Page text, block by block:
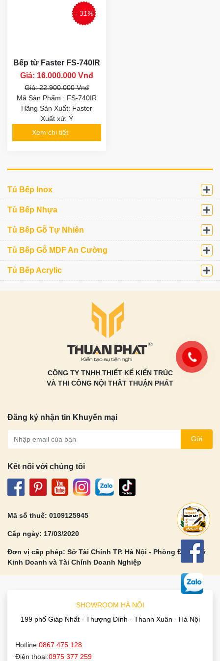
- 31%
Bếp từ Faster FS-740IR
Giá: 16.000.000 Vnđ
Giá: 22.900.000 Vnđ
Mã Sản Phẩm : FS-740IR
Hãng Sản Xuất: Faster
Xuất xứ: Ý
Xem chi tiết
Tủ Bếp Inox
Tủ Bếp Nhựa
Tủ Bếp Gỗ Tự Nhiên
Tủ Bếp Gỗ MDF An Cường
Tủ Bếp Acrylic
CÔNG TY TNHH THIẾT KẾ KIẾN TRÚC
VÀ THI CÔNG NỘI THẤT THUẬN PHÁT
Đăng ký nhận tin Khuyến mại
Gửi
Kết nối với chúng tôi
Mã số thuế: 0109125945
Cấp ngày: 17/03/2020
Đơn vị cấp phép: Sở Tài Chính TP. Hà Nội - Phòng Đăng Ký
Kinh Doanh và Tài Chính Doanh Nghiệp
SHOWROOM HÀ NỘI
199 phố Giáp Nhất - Thượng Đình - Thanh Xuân - Hà Nội
Hotline:0867 475 128
Điện thoại:0975 377 259